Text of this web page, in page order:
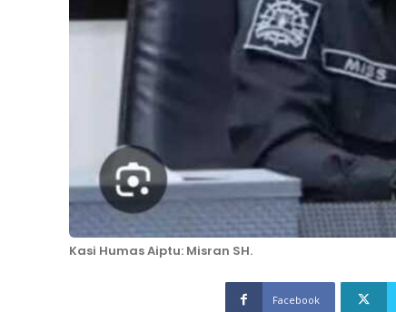
Kasi Humas Aiptu: Misran SH.
Facebook